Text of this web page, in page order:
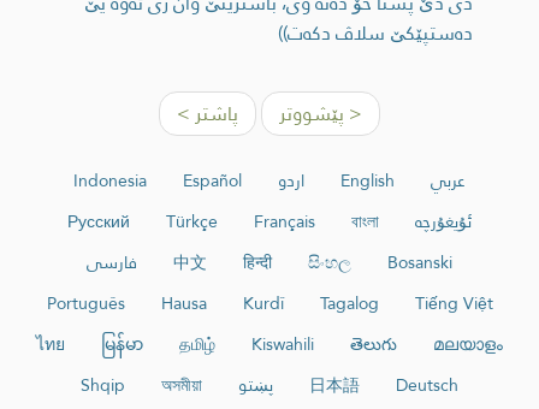
ده‌ستپێكێ سلاڤ دكه‌ت))
< پێشووتر پاشتر >
عربي English اردو Español
Indonesia
ئۇيغۇرچە
বাংলা
Français
Türkçe
Русский
Bosanski
සිංහල
हिन्दी
中文
فارسی
Tiếng Việt
Tagalog
Kurdî
Hausa
Português
മലയാളം
తెలుగు
Kiswahili
தமிழ்
မြန်မာ
ไทย
Deutsch
日本語 پښتو অসমীয়া
Shqip